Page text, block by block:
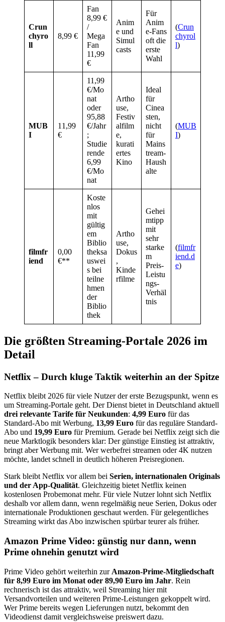
Crun
chyro
ll
8,99 €
Fan
8,99 €
/
Mega
Fan
11,99
€
Anim
e und
Simul
casts
Für
Anim
e-Fans
oft die
erste
Wahl
(Crun
chyrol
l)
MUB
I
11,99
€
11,99
€/Mo
nat
oder
95,88
€/Jahr
;
Studie
rende
6,99
€/Mo
nat
Artho
use,
Festiv
alfilm
e,
kurati
ertes
Kino
Ideal
für
Cinea
sten,
nicht
für
Mains
tream-
Haush
alte
(MUB
I)
filmfr
iend
0,00
€**
Koste
nlos
mit
gültig
em
Biblio
theksa
uswei
s bei
teilne
hmen
der
Biblio
thek
Artho
use,
Dokus
,
Kinde
rfilme
Gehei
mtipp
mit
sehr
starke
m
Preis-
Leistu
ngs-
Verhäl
tnis
(filmfr
iend.d
e)
Die größten Streaming-Portale 2026 im
Detail
Netflix – Durch kluge Taktik weiterhin an der Spitze
Netflix bleibt 2026 für viele Nutzer der erste Bezugspunkt, wenn es
um Streaming-Portale geht. Der Dienst bietet in Deutschland aktuell
drei relevante Tarife für Neukunden: 4,99 Euro für das
Standard-Abo mit Werbung, 13,99 Euro für das reguläre Standard-
Abo und 19,99 Euro für Premium. Gerade bei Netflix zeigt sich die
neue Marktlogik besonders klar: Der günstige Einstieg ist attraktiv,
bringt aber Werbung mit. Wer werbefrei streamen oder 4K nutzen
möchte, landet schnell in deutlich höheren Preisregionen.
Stark bleibt Netflix vor allem bei Serien, internationalen Originals
und der App-Qualität. Gleichzeitig bietet Netflix keinen
kostenlosen Probemonat mehr. Für viele Nutzer lohnt sich Netflix
deshalb vor allem dann, wenn regelmäßig neue Serien, Dokus oder
internationale Produktionen geschaut werden. Für gelegentliches
Streaming wirkt das Abo inzwischen spürbar teurer als früher.
Amazon Prime Video: günstig nur dann, wenn
Prime ohnehin genutzt wird
Prime Video gehört weiterhin zur Amazon-Prime-Mitgliedschaft
für 8,99 Euro im Monat oder 89,90 Euro im Jahr. Rein
rechnerisch ist das attraktiv, weil Streaming hier mit
Versandvorteilen und weiteren Prime-Leistungen gekoppelt wird.
Wer Prime bereits wegen Lieferungen nutzt, bekommt den
Videodienst damit vergleichsweise preiswert dazu.